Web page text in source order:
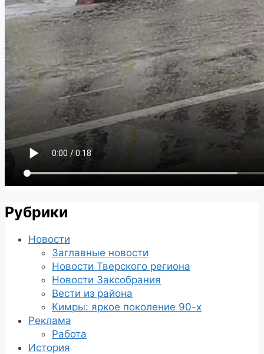
Рубрики
Новости
Заглавные новости
Новости Тверского региона
Новости Заксобрания
Вести из района
Кимры: яркое поколение 90-х
Реклама
Работа
История